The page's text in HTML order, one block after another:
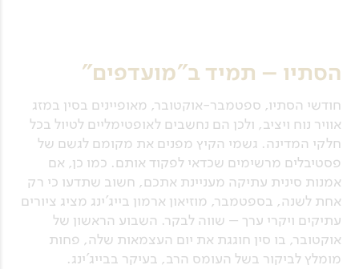
הסתיו – תמיד ב"מועדפים"
חודשי הסתיו, ספטמבר-אוקטובר, מאופיינים בסין במזג
אוויר נוח ויציב, ולכן הם נחשבים לאופטימליים לטיול בכל
חלקי המדינה. גשמי הקיץ מפנים את מקומם לגשם של
פסטיבלים מרשימים שכדאי לפקוד אותם. כמו כן, אם
אמנות סינית עתיקה מעניינת אתכם, חשוב שתדעו כי רק
אחת לשנה, בספטמבר, מוזיאון ארמון בייג'ינג מציג ציורים
עתיקים ויקרי ערך – שווה לבקר. השבוע הראשון של
אוקטובר, בו סין חוגגת את יום העצמאות שלה, פחות
מומלץ לביקור בשל העומס הרב, בעיקר בבייג'ינג.